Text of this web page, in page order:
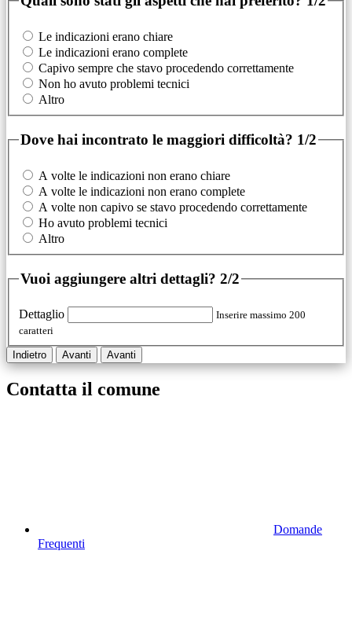
Le indicazioni erano chiare
Le indicazioni erano complete
Capivo sempre che stavo procedendo correttamente
Non ho avuto problemi tecnici
Altro
Dove hai incontrato le maggiori difficoltà? 1/2
A volte le indicazioni non erano chiare
A volte le indicazioni non erano complete
A volte non capivo se stavo procedendo correttamente
Ho avuto problemi tecnici
Altro
Vuoi aggiungere altri dettagli? 2/2
Dettaglio
Inserire massimo 200
caratteri
Indietro Avanti Avanti
Contatta il comune
Domande
Frequenti